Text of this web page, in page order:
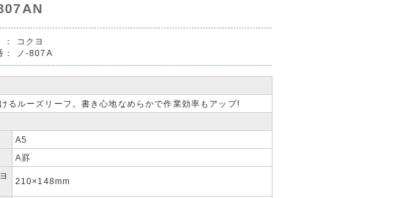
コクヨ
ノ-807A
るルーズリーフ。書き心地なめらかで作業効率もアップ!
A5
A罫
210×148mm